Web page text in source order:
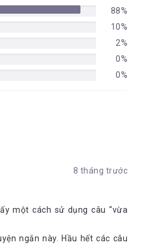
88%
10%
2%
0%
0%
8 tháng trước
một cách sử dụng câu “vừa
ngắn này. Hầu hết các câu